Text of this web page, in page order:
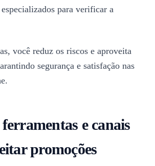
para verificar a
você reduz os riscos e aproveita
segurança e satisfação nas
e canais
promoções